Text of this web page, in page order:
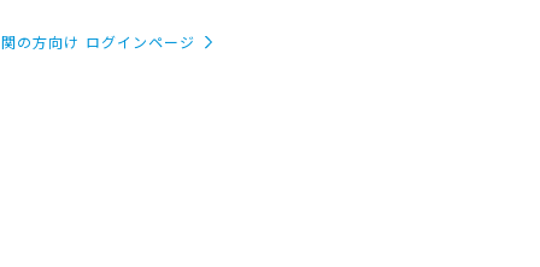
の方向け ログインページ